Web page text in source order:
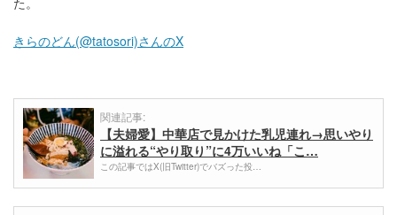
きらのどん(@tatosori)さんのX
関連記事:
【夫婦愛】中華店で見かけた乳児連れ→思いやり
に溢れる“やり取り”に4万いいね「こ…
この記事ではX(旧Twitter)でバズった投…